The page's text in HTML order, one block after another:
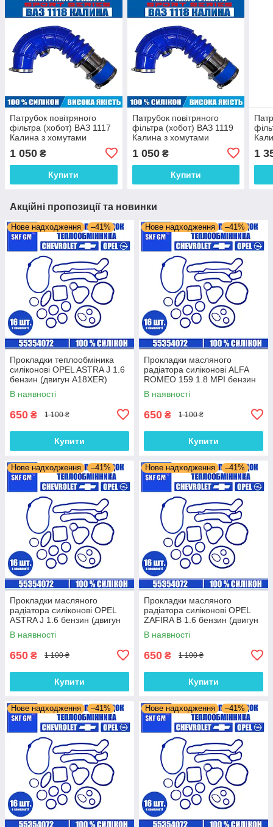
Патрубок повітряного
фільтра (хобот) ВАЗ 1117
Калина з хомутами
SERIES
1 050 ₴
Купити
Патрубок повітряного
фільтра (хобот) ВАЗ 1119
Калина з хомутами
SERIES
1 050₴
Купити
1
Акційні пропозиції та новинки
Нове надходження –41%
Прокладки теплообміника
силіконові OPEL ASTRA J 1.6
бензин (двигун A18XER)
комплект 16 шт.
В наявності
650 ₴ 1 100 ₴
Купити
Нове надходження –41%
Прокладки масляного
радіатора силіконові ALFA
ROMEO 159 1.8 MPI бензин
(двигун 939A4.000) комплект
16 шт.
В наявності
650 ₴ 1 100 ₴
Купити
Нове надходження –41%
Прокладки масляного
радіатора силіконові OPEL
ASTRA J 1.6 бензин (двигун
A18XER) комплект 16 шт.
В наявності
650 ₴ 1 100 ₴
Купити
Нове надходження –41%
Прокладки масляного
радіатора силіконові OPEL
ZAFIRA B 1.6 бензин (двигун
Z16XER) комплект 16 шт.
В наявності
650 ₴ 1 100 ₴
Купити
Нове надходження –41% Нове надходження –41%